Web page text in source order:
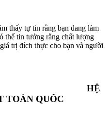
thấy tự tin rằng bạn đang làm
thể tin tưởng rằng chất lượng
trị đích thực cho bạn và người
HỆ
TOÀN QUỐC